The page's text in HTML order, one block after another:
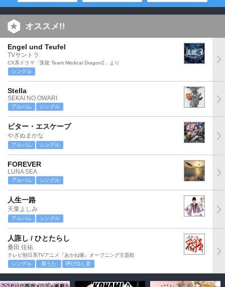
オススメ!!
Engel und Teufel
TVサントラ
CX系ドラマ「医龍 Team Medical Dragon2」より
シングル
Stella
SEKAI NO OWARI
アルバム シングル
ビター・エスケープ
やぎぬまかな
アルバム シングル
FOREVER
LUNA SEA
アルバム シングル
人生一路
天童よしみ
アルバム シングル
人誑し / ひとたらし
桑田 佳祐
テレビ朝日系TVアニメ『あかね噺』オープニング主題歌
シングル
着うた 呼び出し音